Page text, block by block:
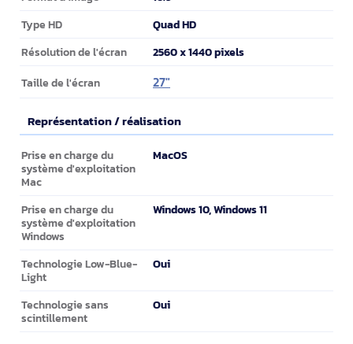
Type HD Quad HD
Résolution de l'écran 2560 x 1440 pixels
Taille de l'écran 27"
Représentation / réalisation
Représentation / réalisation
Prise en charge du
système d'exploitation
Mac
MacOS
Prise en charge du
système d'exploitation
Windows
Windows 10, Windows 11
Technologie Low-Blue-
Light
Oui
Technologie sans
scintillement
Oui